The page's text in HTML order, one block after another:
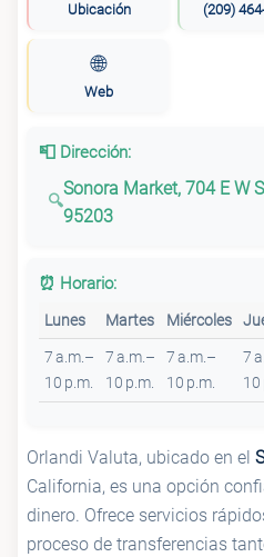
Ubicación (209)
🌐
Web
📮 Dirección:
Sonora Market, 704 E W
95203
⏰ Horario:
Lunes Martes Miércoles
7 a.m.–
10 p.m.
7 a.m.–
10 p.m.
7 a.m.–
10 p.m.
7
10
Orlandi Valuta, ubicado en el
California, es una opción
dinero. Ofrece servicios
proceso de transferencias